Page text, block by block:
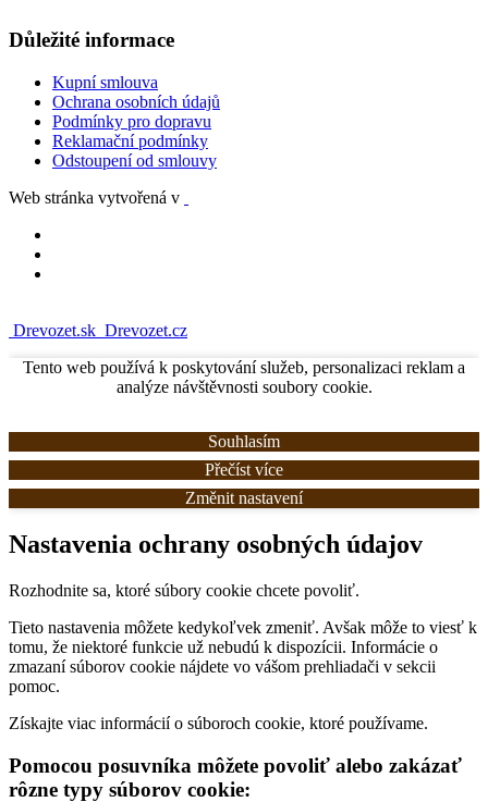
Důležité informace
Kupní smlouva
Ochrana osobních údajů
Podmínky pro dopravu
Reklamační podmínky
Odstoupení od smlouvy
Web stránka vytvořená v
Drevozet.sk Drevozet.cz
Tento web používá k poskytování služeb, personalizaci reklam a
analýze návštěvnosti soubory cookie.
Souhlasím
Přečíst více
Změnit nastavení
Nastavenia ochrany osobných údajov
Rozhodnite sa, ktoré súbory cookie chcete povoliť.
Tieto nastavenia môžete kedykoľvek zmeniť. Avšak môže to viesť k
tomu, že niektoré funkcie už nebudú k dispozícii. Informácie o
zmazaní súborov cookie nájdete vo vášom prehliadači v sekcii
pomoc.
Získajte viac informácií o súboroch cookie, ktoré používame.
Pomocou posuvníka môžete povoliť alebo zakázať
rôzne typy súborov cookie: